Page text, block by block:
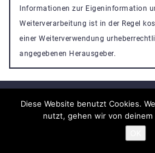
Informationen zur Eigeninformation
Weiterverarbeitung ist in der Regel
einer Weiterverwendung
angegebenen Herausgeber.
Veranstaltung
Nikosa
Diese Website benutzt Cookies.
nutzt, gehen wir von deinem